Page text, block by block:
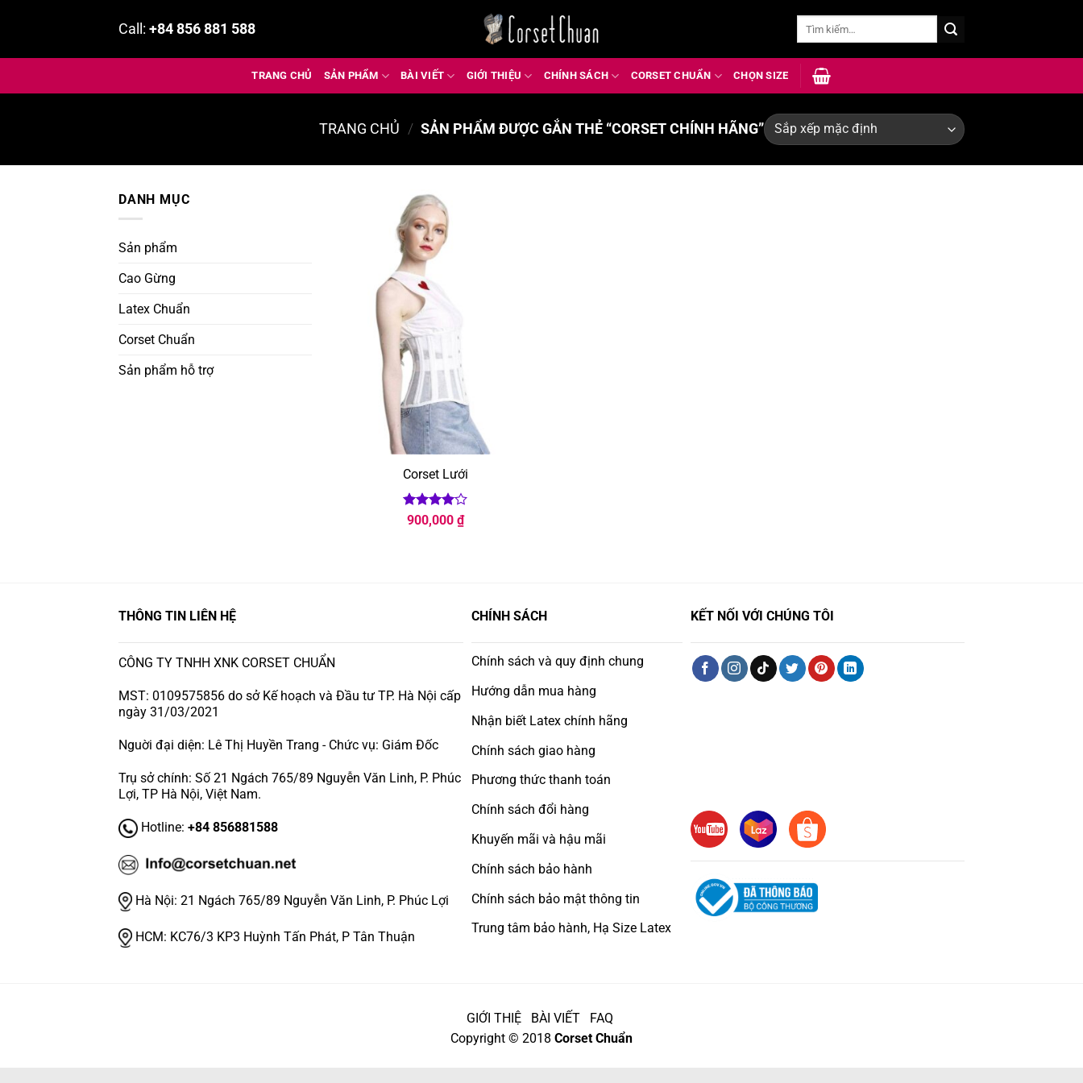
Call: +84 856 881 588
TRANG CHỦ SẢN PHẨM BÀI VIẾT GIỚI THIỆU CHÍNH SÁCH CORSET CHUẨN CHỌN SIZE
TRANG CHỦ / SẢN PHẨM ĐƯỢC GẮN THẺ “CORSET CHÍNH HÃNG”
DANH MỤC
Sản phẩm
Cao Gừng
Latex Chuẩn
Corset Chuẩn
Sản phẩm hỗ trợ
Corset Lưới
Được
xếp hạng
900,000 ₫
THÔNG TIN LIÊN HỆ
CÔNG TY TNHH XNK CORSET CHUẨN
MST: 0109575856 do sở Kế hoạch và Đầu tư TP. Hà Nội cấp
ngày 31/03/2021
Nguời đại diện: Lê Thị Huyền Trang - Chức vụ: Giám Đốc
Trụ sở chính: Số 21 Ngách 765/89 Nguyễn Văn Linh, P. Phúc
Lợi, TP Hà Nội, Việt Nam.
Hotline: +84 856881588
Hà Nội: 21 Ngách 765/89 Nguyễn Văn Linh, P. Phúc Lợi
HCM: KC76/3 KP3 Huỳnh Tấn Phát, P Tân Thuận
CHÍNH SÁCH
Chính sách và quy định chung
Hướng dẫn mua hàng
Nhận biết Latex chính hãng
Chính sách giao hàng
Phương thức thanh toán
Chính sách đổi hàng
Khuyến mãi và hậu mãi
Chính sách bảo hành
Chính sách bảo mật thông tin
Trung tâm bảo hành, Hạ Size Latex
KẾT NỐI VỚI CHÚNG TÔI
GIỚI THIỆ BÀI VIẾT
FAQ
Copyright © 2018 Corset Chuẩn